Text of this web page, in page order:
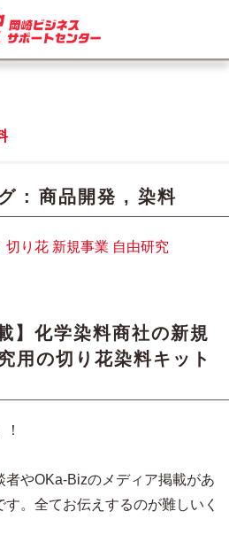
: 商品開発 , 染料
切り花 新規事業 自由研究
】化学染料商社の新規
用の切り花染料キット
やOKa-Bizのメディア掲載があ
。全てお伝えするのが難しいく